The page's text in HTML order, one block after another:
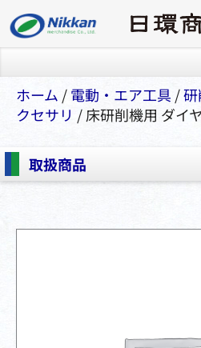
ホーム /電動・エア⼯具 /
クセサリ / 床研削機用 ダイ
取扱商品